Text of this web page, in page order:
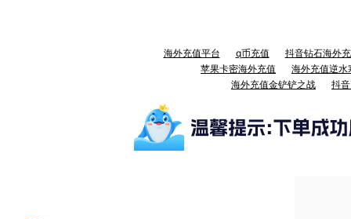
海外充值平台 q币充值
抖音钻石海外
苹果卡密海外充值
海外充值逆水
海外充值金铲铲之战
抖